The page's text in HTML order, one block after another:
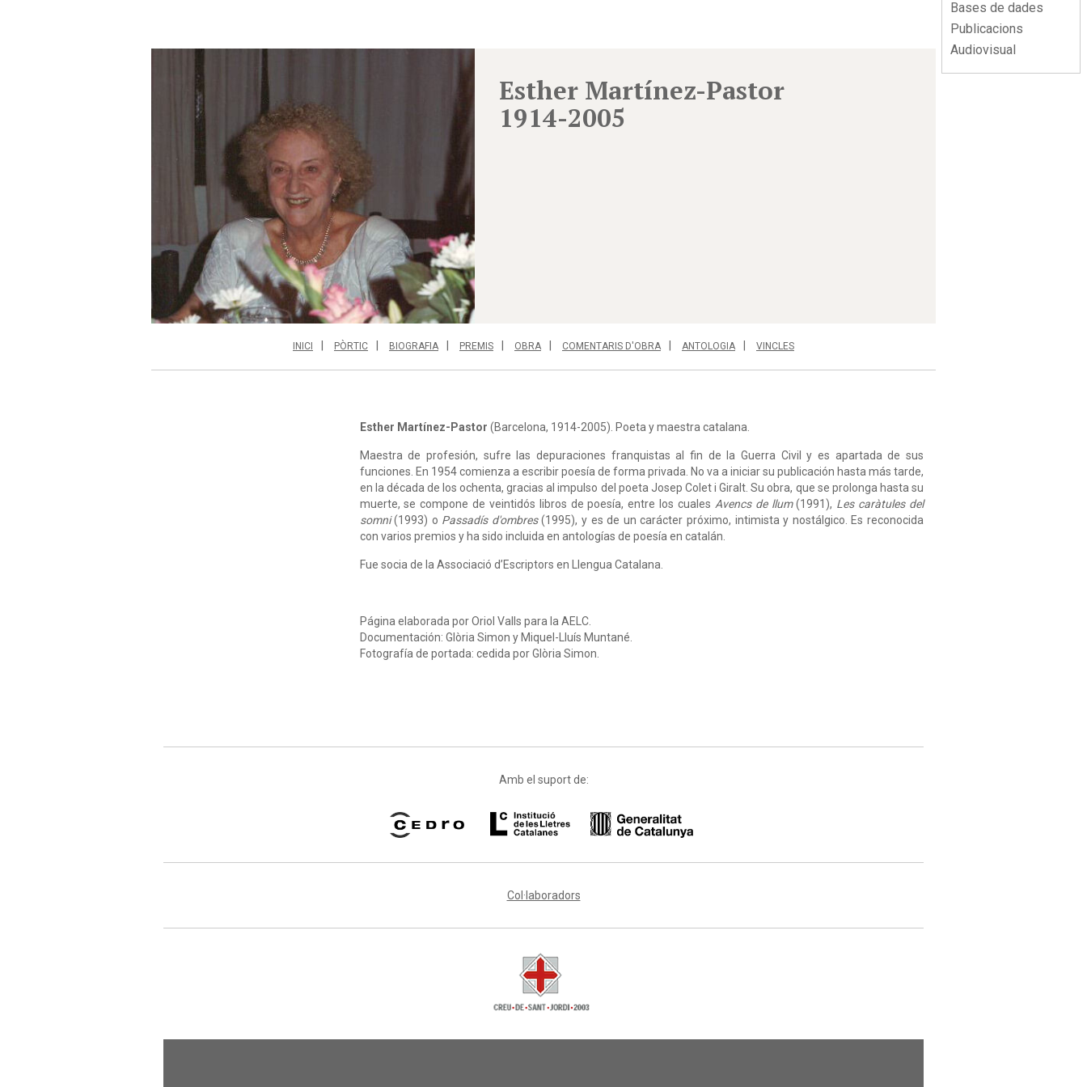
Bases de dades
Publicacions
Audiovisual
Esther Martínez-Pastor
1914-2005
INICI PÒRTIC BIOGRAFIA PREMIS OBRA COMENTARIS D'OBRA ANTOLOGIA VINCLES
Esther Martínez-Pastor (Barcelona, 1914-2005). Poeta y maestra catalana.
Maestra de profesión, sufre las depuraciones franquistas al fin de la Guerra Civil y es apartada de sus
funciones. En 1954 comienza a escribir poesía de forma privada. No va a iniciar su publicación hasta más tarde,
en la década de los ochenta, gracias al impulso del poeta Josep Colet i Giralt. Su obra, que se prolonga hasta su
muerte, se compone de veintidós libros de poesía, entre los cuales Avencs de llum(1991), Les caràtules del
somni(1993) o Passadís d'ombres(1995), y es de un carácter próximo, intimista y nostálgico. Es reconocida
con varios premios y ha sido incluida en antologías de poesía en catalán.
Fue socia de la Associació d’Escriptors en Llengua Catalana.
Página elaborada por Oriol Valls para la AELC.
Documentación: Glòria Simon y Miquel-Lluís Muntané.
Fotografía de portada: cedida por Glòria Simon.
Amb el suport de:
Col·laboradors